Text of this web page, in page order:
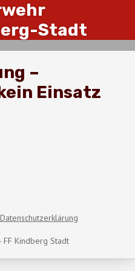
Stadt
–
Einsatz
Kindberg Stadt
Datenschutzerklärung